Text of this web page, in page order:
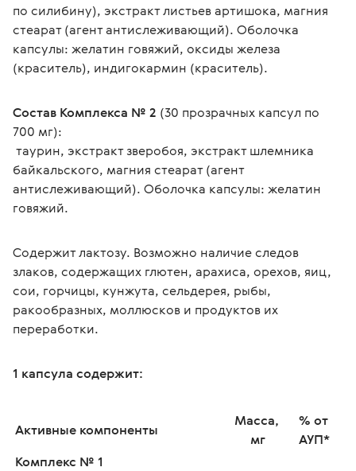
по силибину), экстракт листьев артишока, магния
стеарат (агент антислеживающий). Оболочка
капсулы: желатин говяжий, оксиды железа
(краситель), индигокармин (краситель).
Состав Комплекса № 2 (30 прозрачных капсул по
700 мг):
байкальского, магния стеарат (агент
антислеживающий). Оболочка капсулы: желатин
говяжий.
Содержит лактозу. Возможно наличие следов
злаков, содержащих глютен, арахиса, орехов, яиц,
сои, горчицы, кунжута, сельдерея, рыбы,
ракообразных, моллюсков и продуктов их
переработки.
1 капсула содержит:
Активные компоненты
Масса,
мг
% от
АУП*
Комплекс № 1